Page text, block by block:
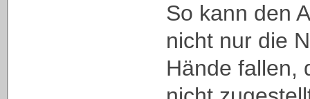
So kann den
nicht nur die
Hände fallen,